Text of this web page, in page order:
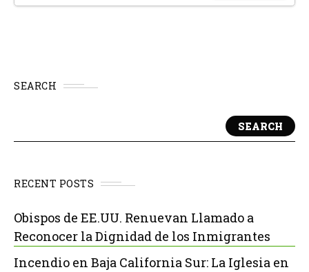
SEARCH
SEARCH
RECENT POSTS
Obispos de EE.UU. Renuevan Llamado a
Reconocer la Dignidad de los Inmigrantes
Incendio en Baja California Sur: La Iglesia en